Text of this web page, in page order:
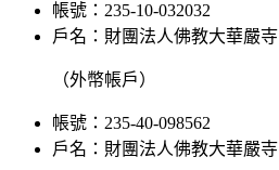
帳號：235-10-032032
戶名：財團法人佛教大華嚴寺
（外幣帳戶）
帳號：235-40-098562
戶名：財團法人佛教大華嚴寺